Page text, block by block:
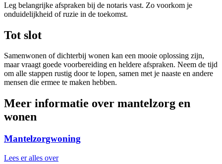
Leg belangrijke afspraken bij de notaris vast. Zo voorkom je
onduidelijkheid of ruzie in de toekomst.
Tot slot
Samenwonen of dichterbij wonen kan een mooie oplossing zijn,
maar vraagt goede voorbereiding en heldere afspraken. Neem de tijd
om alle stappen rustig door te lopen, samen met je naaste en andere
mensen die ermee te maken hebben.
Meer informatie over mantelzorg en
wonen
Mantelzorgwoning
Lees er alles over